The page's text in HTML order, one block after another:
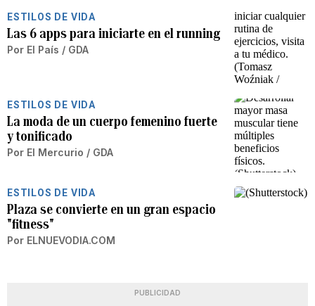
ESTILOS DE VIDA
Las 6 apps para iniciarte en el running
Por El País / GDA
ESTILOS DE VIDA
La moda de un cuerpo femenino fuerte
y tonificado
Por El Mercurio / GDA
ESTILOS DE VIDA
Plaza se convierte en un gran espacio
"fitness"
Por ELNUEVODIA.COM
PUBLICIDAD